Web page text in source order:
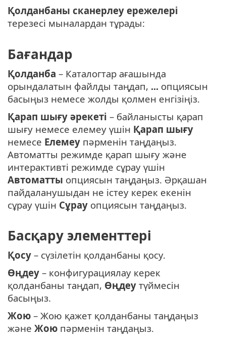
Қолданбаны сканерлеу ережелері
терезесі мыналардан тұрады:
Бағандар
Қолданба – Каталогтар ағашында
орындалатын файлды таңдап, ... опциясын
басыңыз немесе жолды қолмен енгізіңіз.
Қарап шығу әрекеті – байланысты қарап
шығу немесе елемеу үшін Қарап шығу
немесе Елемеу пәрменін таңдаңыз.
Автоматты режимде қарап шығу және
интерактивті режимде сұрау үшін
Автоматты опциясын таңдаңыз. Әрқашан
пайдаланушыдан не істеу керек екенін
сұрау үшін Сұрау опциясын таңдаңыз.
Басқару элементтері
Қосу – сүзілетін қолданбаны қосу.
Өңдеу – конфигурациялау керек
қолданбаны таңдап, Өңдеу түймесін
басыңыз.
Жою – Жою қажет қолданбаны таңдаңыз
және Жою пәрменін таңдаңыз.